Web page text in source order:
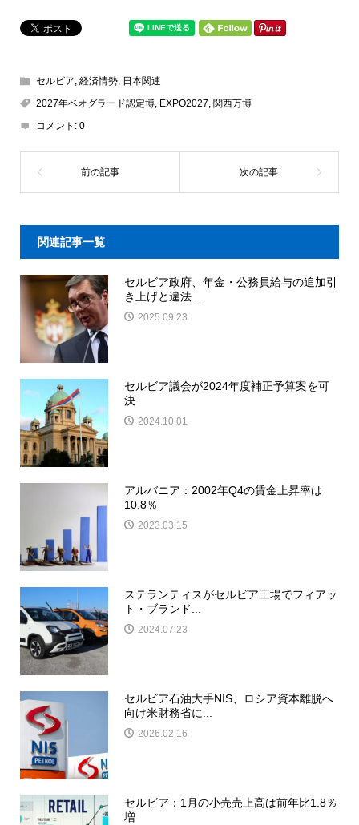
セルビア 経済情勢, 日本関連
2027年ベオグラード認定博, EXPO2027 関西万博
コメント: 0
関連記事一覧
セルビア政府、年金・公務員給与の追加引
き上げと違法...
2025.09.23
セルビア議会が2024年度補正予算案を可
決
2024.10.01
アルバニア：2002年Q4の賃金上昇率は
10.8％
2023.03.15
ステランティスがセルビア工場でフィアッ
ト・ブランド...
2024.07.23
セルビア石油大手NIS、ロシア資本離脱へ
向け米財務省に...
2026.02.16
セルビア：1月の小売売上高は前年比1.8％
増